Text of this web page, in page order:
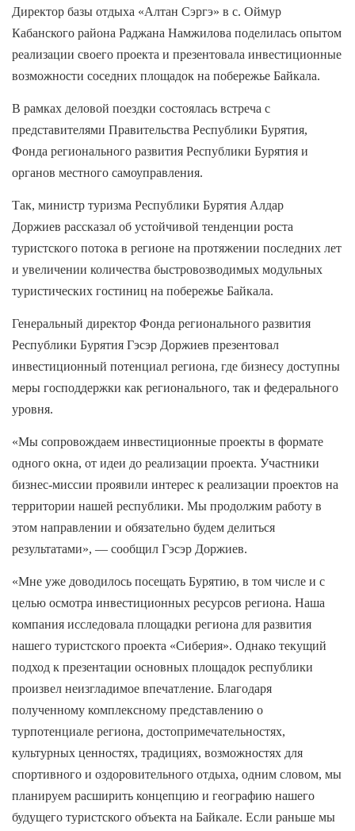
Директор базы отдыха «Алтан Сэргэ» в с. Оймур
Кабанского района Раджана Намжилова поделилась опытом
реализации своего проекта и презентовала инвестиционные
возможности соседних площадок на побережье Байкала.
В рамках деловой поездки состоялась встреча с
представителями Правительства Республики Бурятия,
Фонда регионального развития Республики Бурятия и
органов местного самоуправления.
Так, министр туризма Республики Бурятия Алдар
Доржиев рассказал об устойчивой тенденции роста
туристского потока в регионе на протяжении последних лет
и увеличении количества быстровозводимых модульных
туристических гостиниц на побережье Байкала.
Генеральный директор Фонда регионального развития
Республики Бурятия Гэсэр Доржиев презентовал
инвестиционный потенциал региона, где бизнесу доступны
меры господдержки как регионального, так и федерального
уровня.
«Мы сопровождаем инвестиционные проекты в формате
одного окна, от идеи до реализации проекта. Участники
бизнес-миссии проявили интерес к реализации проектов на
территории нашей республики. Мы продолжим работу в
этом направлении и обязательно будем делиться
результатами», — сообщил Гэсэр Доржиев.
«Мне уже доводилось посещать Бурятию, в том числе и с
целью осмотра инвестиционных ресурсов региона. Наша
компания исследовала площадки региона для развития
нашего туристского проекта «Сиберия». Однако текущий
подход к презентации основных площадок республики
произвел неизгладимое впечатление. Благодаря
полученному комплексному представлению о
турпотенциале региона, достопримечательностях,
культурных ценностях, традициях, возможностях для
спортивного и оздоровительного отдыха, одним словом, мы
планируем расширить концепцию и географию нашего
будущего туристского объекта на Байкале. Если раньше мы